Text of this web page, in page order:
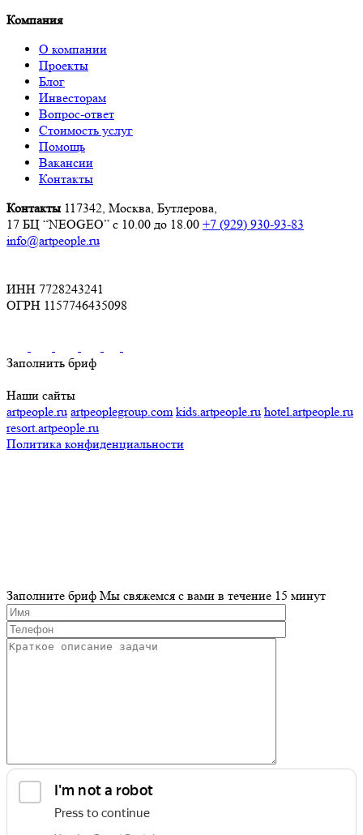
Компания
О компании
Проекты
Блог
Инвесторам
Вопрос-ответ
Стоимость услуг
Помощь
Вакансии
Контакты
Контакты 117342, Москва, Бутлерова,
17 БЦ “NEOGEO” с 10.00 до 18.00 +7 (929) 930-93-83
info@artpeople.ru
ИНН 7728243241
ОГРН 1157746435098
Заполнить бриф
Наши сайты
artpeople.ru artpeoplegroup.com kids.artpeople.ru hotel.artpeople.ru
resort.artpeople.ru
Политика конфиденциальности
Заполните бриф Мы свяжемся с вами в течение 15 минут